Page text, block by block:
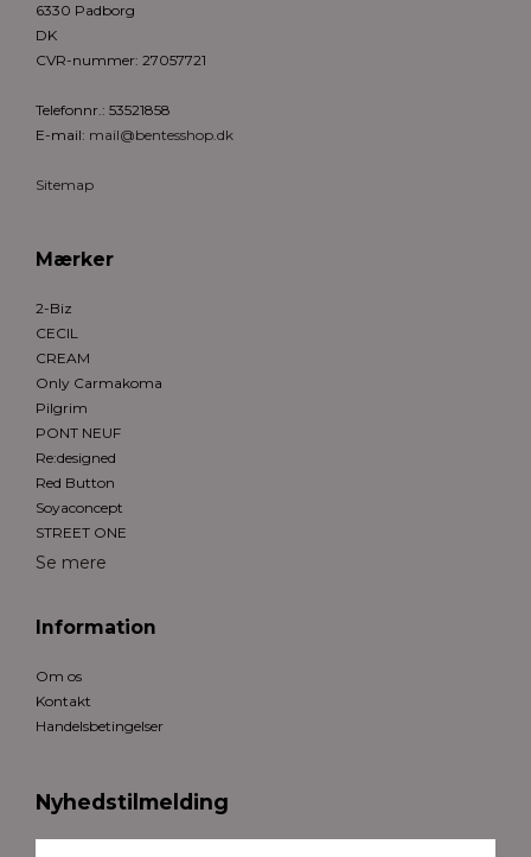
6330 Padborg
DK
CVR-nummer: 27057721
Telefonnr.: 53521858
E-mail: mail@bentesshop.dk
Sitemap
Mærker
2-Biz
CECIL
CREAM
Only Carmakoma
Pilgrim
PONT NEUF
Re:designed
Red Button
Soyaconcept
STREET ONE
Se mere
Information
Om os
Kontakt
Handelsbetingelser
Nyhedstilmelding